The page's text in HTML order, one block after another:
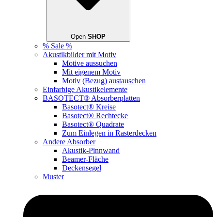
Open SHOP
% Sale %
Akustikbilder mit Motiv
Motive aussuchen
Mit eigenem Motiv
Motiv (Bezug) austauschen
Einfarbige Akustikelemente
BASOTECT® Absorberplatten
Basotect® Kreise
Basotect® Rechtecke
Basotect® Quadrate
Zum Einlegen in Rasterdecken
Andere Absorber
Akustik-Pinnwand
Beamer-Fläche
Deckensegel
Muster